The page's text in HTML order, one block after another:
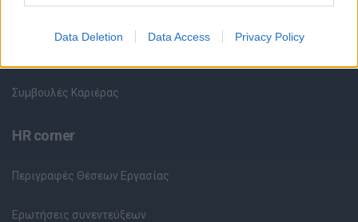
Data Deletion Data Access Privacy Policy
Συμβουλές Καριέρας
HR corner
Περιγραφές Θέσεων Εργασίας
Ερωτήσεις συνεντεύξεων